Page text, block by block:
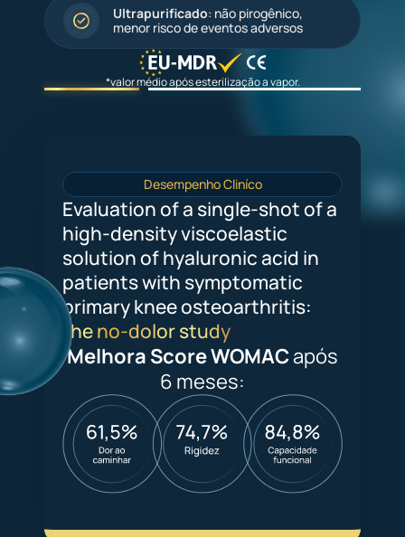
Ultrapurificado: não pirogênico,
menor risco de eventos adversos
*valor médio após esterilização a vapor.
Desempenho Cliníco
Evaluation of a single‑shot of a
high‑density viscoelastic
solution of hyaluronic acid in
patients with symptomatic
primary knee osteoarthritis:
the no‑dolor study
Melhora Score WOMACapós
6 meses: